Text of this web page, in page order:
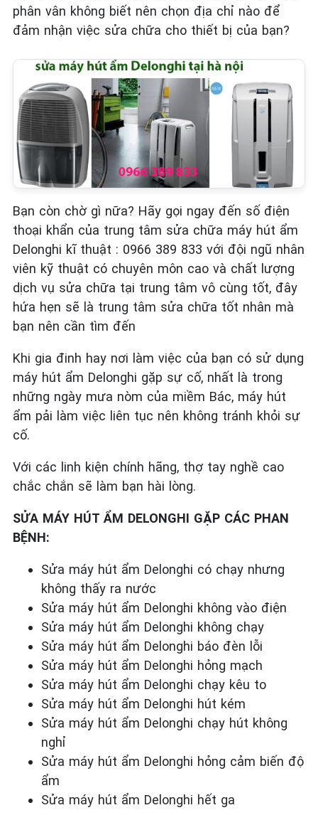
phân vân không biết nên chọn địa chỉ nào để
đảm nhận việc sửa chữa cho thiết bị của bạn?
Bạn còn chờ gì nữa? Hãy gọi ngay đến số điện
thoại khẩn của trung tâm sửa chữa máy hút ẩm
Delonghi kĩ thuật : 0966 389 833 với đội ngũ nhân
viên kỹ thuật có chuyên môn cao và chất lượng
dịch vụ sửa chữa tại trung tâm vô cùng tốt, đây
hứa hẹn sẽ là trung tâm sửa chữa tốt nhân mà
bạn nên cần tìm đến
Khi gia đinh hay nơi làm việc của bạn có sử dụng
máy hút ẩm Delonghi gặp sự cố, nhất là trong
những ngày mưa nòm của miềm Bác, máy hút
ẩm pải làm việc liên tục nên không tránh khỏi sự
cố.
Với các linh kiện chính hãng, thợ tay nghề cao
chắc chắn sẽ làm bạn hài lòng.
SỬA MÁY HÚT ẨM DELONGHI GẶP CÁC PHAN
BỆNH:
Sửa máy hút ẩm Delonghi có chạy nhưng
không thấy ra nước
Sửa máy hút ẩm Delonghi không vào điện
Sửa máy hút ẩm Delonghi không chạy
Sửa máy hút ẩm Delonghi báo đèn lỗi
Sửa máy hút ẩm Delonghi hỏng mạch
Sửa máy hút ẩm Delonghi chạy kêu to
Sửa máy hút ẩm Delonghi hút kém
Sửa máy hút ẩm Delonghi chạy hút không
nghỉ
Sửa máy hút ẩm Delonghi hỏng cảm biến độ
ẩm
Sửa máy hút ẩm Delonghi hết ga